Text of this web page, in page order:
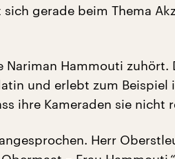
gerade beim Thema
Nariman Hammouti zuhört.
und erlebt zum Beispiel
ihre Kameraden sie nicht
Herr